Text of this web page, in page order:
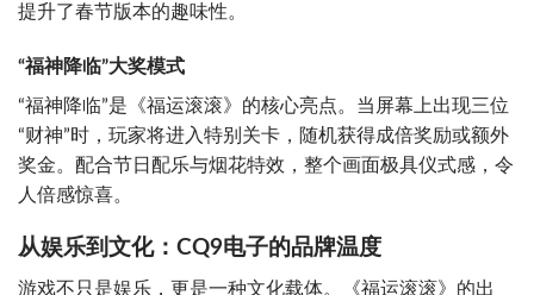
提升了春节版本的趣味性。
“福神降临”大奖模式
“福神降临”是《福运滚滚》的核心亮点。当屏幕上出现三位
“财神”时，玩家将进入特别关卡，随机获得成倍奖励或额外
奖金。配合节日配乐与烟花特效，整个画面极具仪式感，令
人倍感惊喜。
从娱乐到文化：CQ9电子的品牌温度
游戏不只是娱乐，更是一种文化载体。《福运滚滚》的出